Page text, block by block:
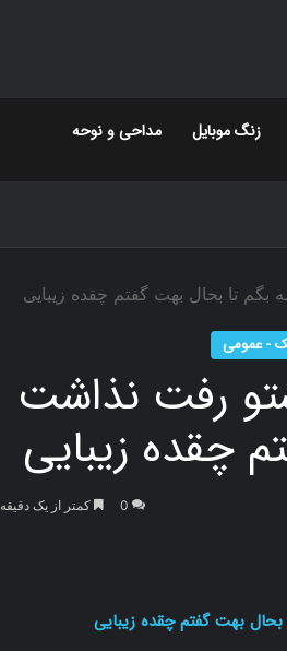
زنگ موبایل مداحی و نوحه
تا بحال بهت گفتم چقده زیبایی
- عمومی
رفت نذاشت
چقده زیبایی
0 کمتر از یک دقیقه
بهت گفتم چقده زیبایی